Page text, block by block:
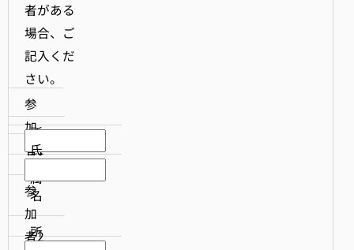
者がある
場合、ご
記入くだ
さい。
参
加
者1
所
属
氏
名
参
加
者2
所